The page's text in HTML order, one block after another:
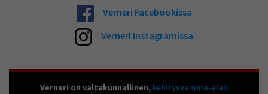
Verneri Facebookissa
Verneri Instagramissa
Verneri on valtakunnallinen, kehitysvamma-alan